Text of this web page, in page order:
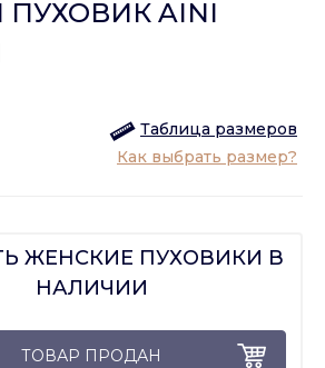
ПУХОВИК AINI
Таблица размеров
Как выбрать размер?
ЖЕНСКИЕ ПУХОВИКИ В
НАЛИЧИИ
ТОВАР ПРОДАН